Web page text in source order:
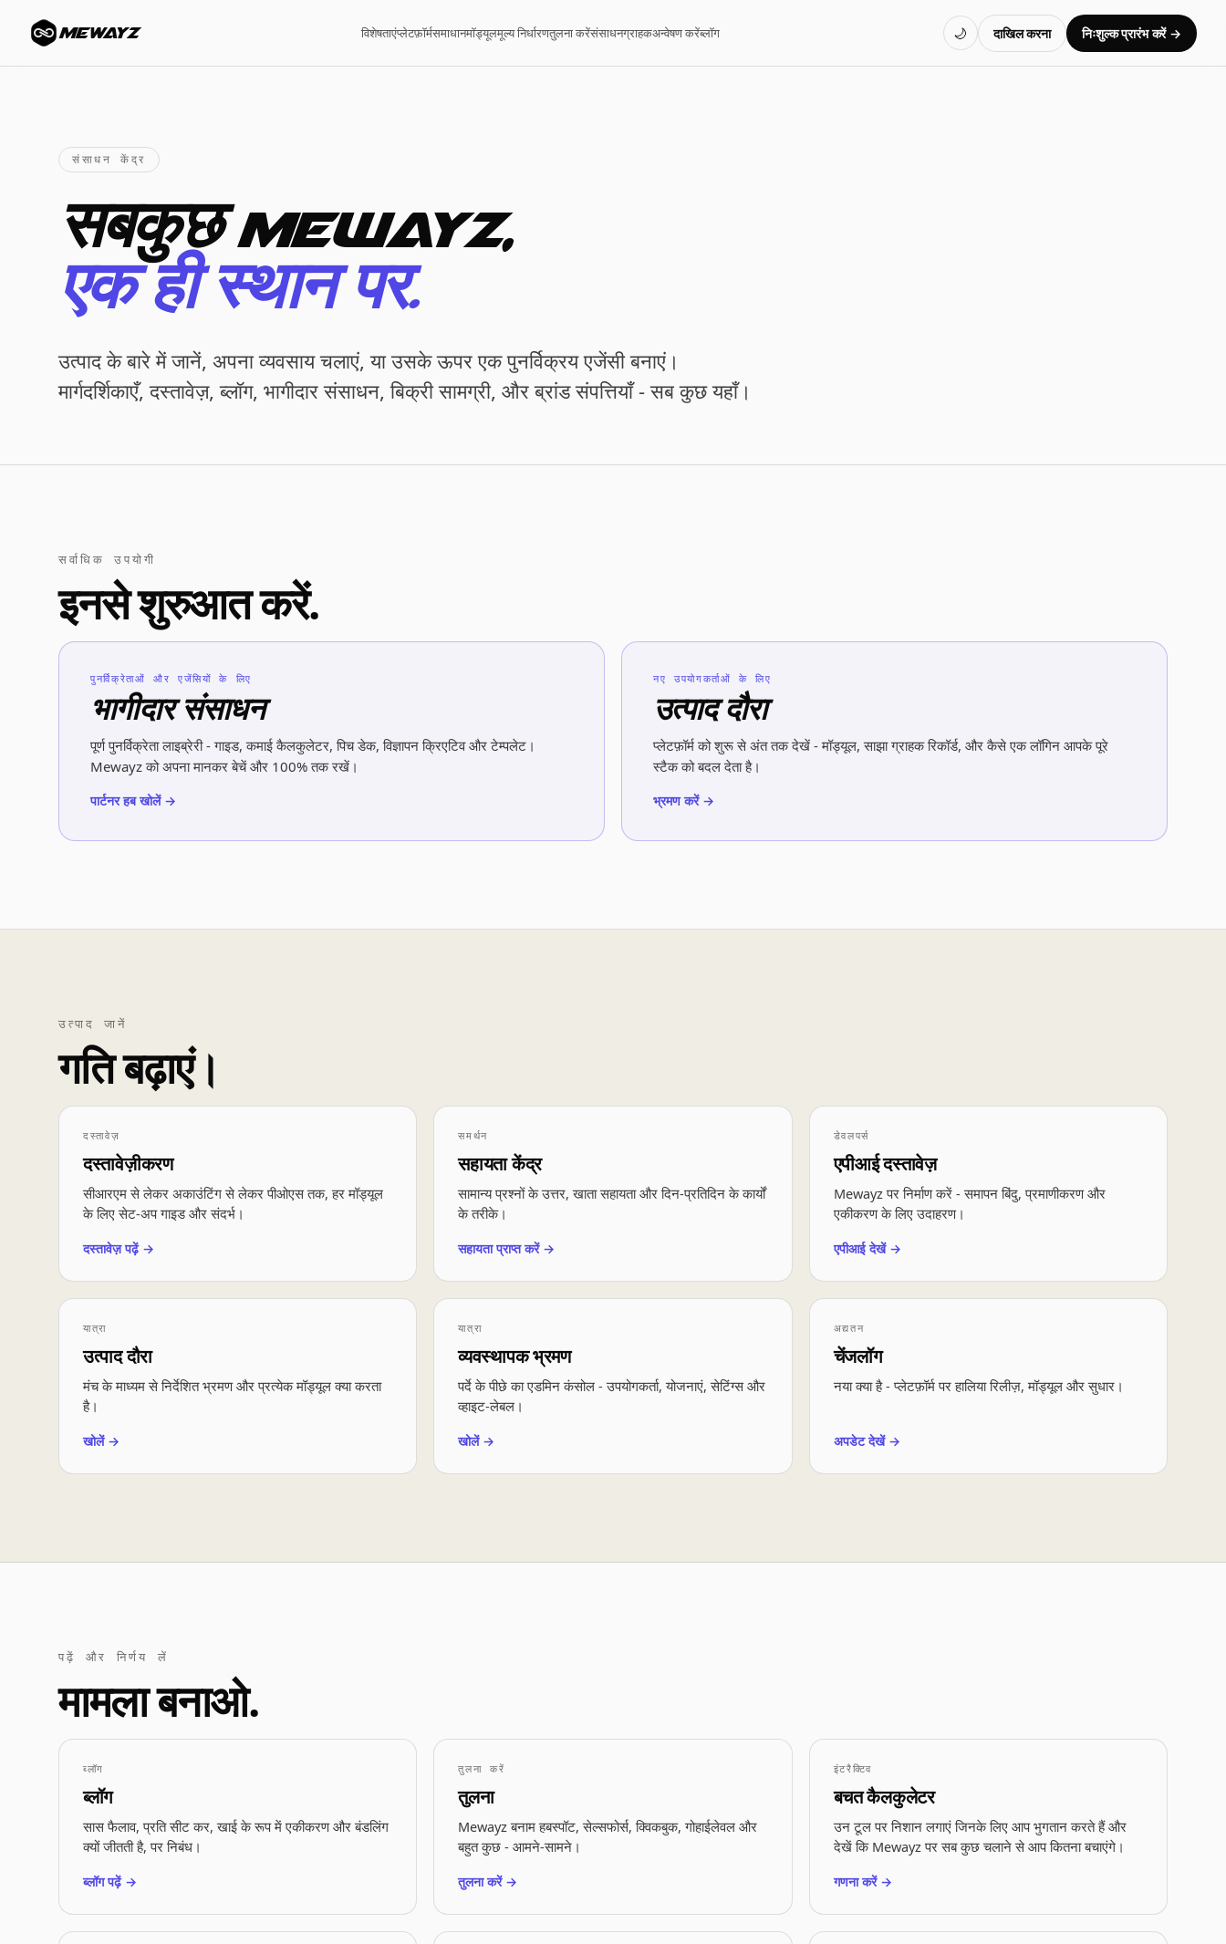
MEWAYZ विशेषताएंप्लेटफ़ॉर्मसमाधानमॉड्यूलमूल्य निर्धारणतुलना करेंसंसाधनग्राहकअन्वेषण करेंब्लॉग 🌙 दाखिल करना निःशुल्क प्रारंभ करें →
संसाधन केंद्र
सबकुछ Mewayz,
एक ही स्थान पर.
उत्पाद के बारे में जानें, अपना व्यवसाय चलाएं, या उसके ऊपर एक पुनर्विक्रय एजेंसी बनाएं।
मार्गदर्शिकाएँ, दस्तावेज़, ब्लॉग, भागीदार संसाधन, बिक्री सामग्री, और ब्रांड संपत्तियाँ - सब कुछ यहाँ।
सर्वाधिक उपयोगी
इनसे शुरुआत करें.
पुनर्विक्रेताओं और एजेंसियों के लिए
भागीदार संसाधन
पूर्ण पुनर्विक्रेता लाइब्रेरी - गाइड, कमाई कैलकुलेटर, पिच डेक, विज्ञापन क्रिएटिव और टेम्पलेट।
Mewayz को अपना मानकर बेचें और 100% तक रखें।
पार्टनर हब खोलें →
नए उपयोगकर्ताओं के लिए
उत्पाद दौरा
प्लेटफ़ॉर्म को शुरू से अंत तक देखें - मॉड्यूल, साझा ग्राहक रिकॉर्ड, और कैसे एक लॉगिन आपके पूरे
स्टैक को बदल देता है।
भ्रमण करें →
उत्पाद जानें
गति बढ़ाएं।
दस्तावेज़
दस्तावेज़ीकरण
सीआरएम से लेकर अकाउंटिंग से लेकर पीओएस तक, हर मॉड्यूल
के लिए सेट-अप गाइड और संदर्भ।
दस्तावेज़ पढ़ें →
समर्थन
सहायता केंद्र
सामान्य प्रश्नों के उत्तर, खाता सहायता और दिन-प्रतिदिन के कार्यों
के तरीके।
सहायता प्राप्त करें →
डेवलपर्स
एपीआई दस्तावेज़
Mewayz पर निर्माण करें - समापन बिंदु, प्रमाणीकरण और
एकीकरण के लिए उदाहरण।
एपीआई देखें →
यात्रा
उत्पाद दौरा
मंच के माध्यम से निर्देशित भ्रमण और प्रत्येक मॉड्यूल क्या करता
है।
खोलें →
यात्रा
व्यवस्थापक भ्रमण
पर्दे के पीछे का एडमिन कंसोल - उपयोगकर्ता, योजनाएं, सेटिंग्स और
व्हाइट-लेबल।
खोलें →
अद्यतन
चेंजलॉग
नया क्या है - प्लेटफ़ॉर्म पर हालिया रिलीज़, मॉड्यूल और सुधार।
अपडेट देखें →
पढ़ें और निर्णय लें
मामला बनाओ.
ब्लॉग
ब्लॉग
सास फैलाव, प्रति सीट कर, खाई के रूप में एकीकरण और बंडलिंग
क्यों जीतती है, पर निबंध।
ब्लॉग पढ़ें →
तुलना करें
तुलना
Mewayz बनाम हबस्पॉट, सेल्सफोर्स, क्विकबुक, गोहाईलेवल और
बहुत कुछ - आमने-सामने।
तुलना करें →
इंटरैक्टिव
बचत कैलकुलेटर
उन टूल पर निशान लगाएं जिनके लिए आप भुगतान करते हैं और
देखें कि Mewayz पर सब कुछ चलाने से आप कितना बचाएंगे।
गणना करें →